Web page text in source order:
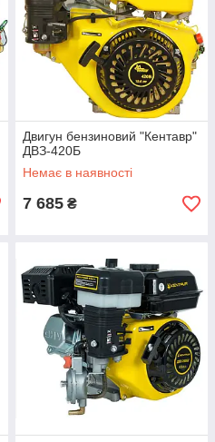
Двигун бензиновий "Кентавр"
ДВЗ-420Б
Немає в наявності
7 685 ₴